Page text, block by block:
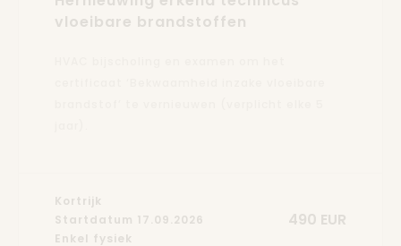
vloeibare brandstoffen
Kortrijk
Startdatum 17.09.2026
Enkel fysiek
490 EUR